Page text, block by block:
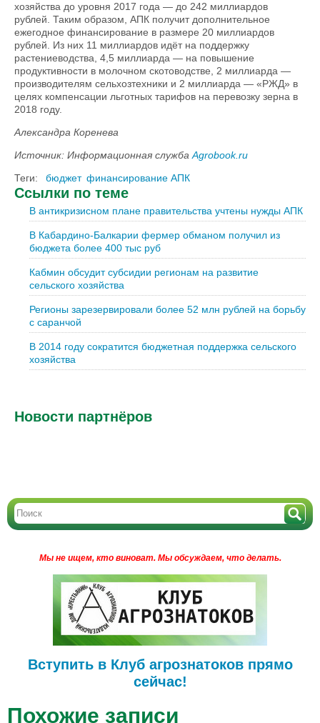
хозяйства до уровня 2017 года — до 242 миллиардов
рублей. Таким образом, АПК получит дополнительное
ежегодное финансирование в размере 20 миллиардов
рублей. Из них 11 миллиардов идёт на поддержку
растениеводства, 4,5 миллиарда — на повышение
продуктивности в молочном скотоводстве, 2 миллиарда —
производителям сельхозтехники и 2 миллиарда — «РЖД» в
целях компенсации льготных тарифов на перевозку зерна в
2018 году.
Александра Коренева
Источник: Информационная служба Agrobook.ru
Теги:
бюджет финансирование АПК
Ссылки по теме
В антикризисном плане правительства учтены нужды АПК
В Кабардино-Балкарии фермер обманом получил из
бюджета более 400 тыс руб
Кабмин обсудит субсидии регионам на развитие
сельского хозяйства
Регионы зарезервировали более 52 млн рублей на борьбу
с саранчой
В 2014 году сократится бюджетная поддержка сельского
хозяйства
Новости партнёров
Мы не ищем, кто виноват. Мы обсуждаем, что делать.
Вступить в Клуб агрознатоков прямо
сейчас!
Похожие записи